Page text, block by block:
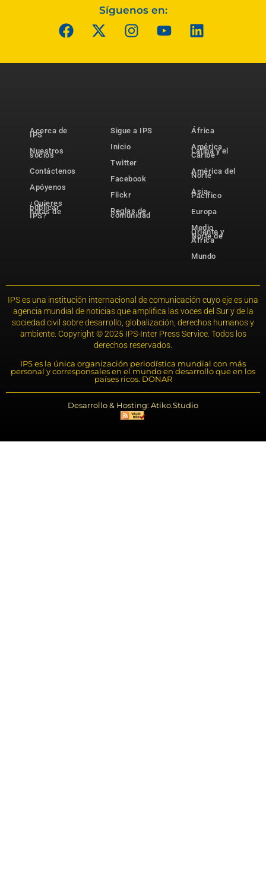
Síguenos en:
Acerca de
IPS
Nuestros
socios
Contáctenos
Apóyenos
¿Quieres
publicar
notas de
IPS?
Sigue a IPS
Inicio
Twitter
Facebook
Flickr
Reglas de
comunidad
África
América
Latina y el
Caribe
América del
Norte
Asia-
Pacífico
Europa
Medio
Oriente y
Norte de
África
Mundo
IPS es una institución internacional de comunicación cuyo eje es una
agencia mundial de noticias que amplifica las voces del Sur y de la
sociedad civil sobre desarrollo, globalización, derechos humanos y
ambiente. Copyright © 2025 IPS-Inter Press Service. Todos los
derechos reservados.
IPS es la única organización periodística mundial con más
personal y corresponsales en el mundo en desarrollo que en los
países ricos. DONAR
Desarrollo & Hosting: Atiko.Studio